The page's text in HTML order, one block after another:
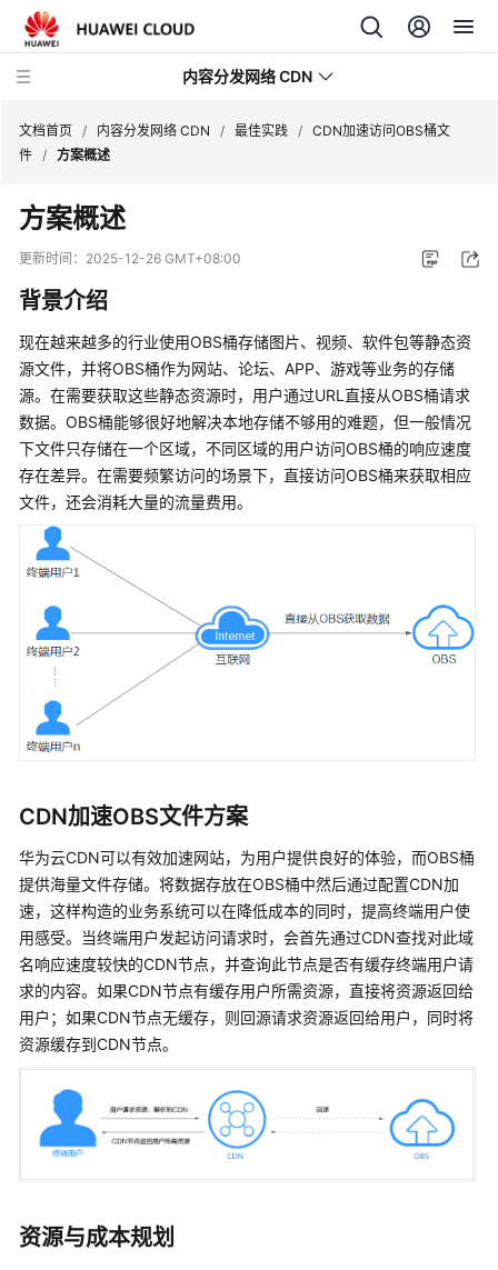
内容分发网络 CDN
新
动
务
公
告
产
品
介
绍
计
说
明
快
速
入
用
户
指
南
最
佳
实
践
最
佳
实
践
CDN
文档首页 / 内容分发网络 CDN / 最佳实践 / CDN加速访问OBS桶文
件 / 方案概述
方案概述
更新时间： 2025-12-26 GMT+08:00
背景介绍
现在越来越多的行业使用OBS桶存储图片、视频、软件包等静态资
源文件，并将OBS桶作为网站、论坛、APP、游戏等业务的存储
源。在需要获取这些静态资源时，用户通过URL直接从OBS桶请求
数据。OBS桶能够很好地解决本地存储不够用的难题，但一般情况
下文件只存储在一个区域，不同区域的用户访问OBS桶的响应速度
存在差异。在需要频繁访问的场景下，直接访问OBS桶来获取相应
文件，还会消耗大量的流量费用。
CDN加速OBS文件方案
华为云CDN可以有效加速网站，为用户提供良好的体验，而OBS桶
提供海量文件存储。将数据存放在OBS桶中然后通过配置CDN加
速，这样构造的业务系统可以在降低成本的同时，提高终端用户使
用感受。当终端用户发起访问请求时，会首先通过CDN查找对此域
名响应速度较快的CDN节点，并查询此节点是否有缓存终端用户请
求的内容。如果CDN节点有缓存用户所需资源，直接将资源返回给
用户；如果CDN节点无缓存，则回源请求资源返回给用户，同时将
资源缓存到CDN节点。
资源与成本规划